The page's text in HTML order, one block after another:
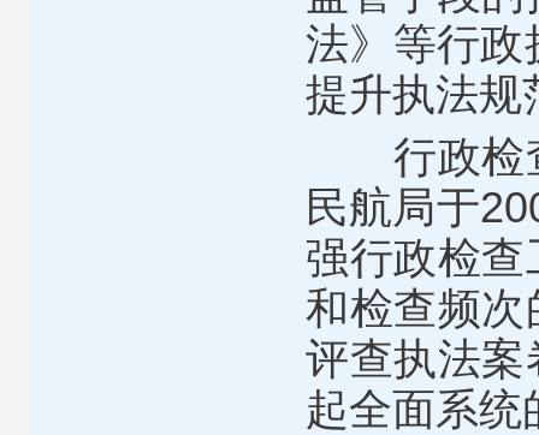
法》等行政
提升执法规
行政检
民航局于
强行政检
和检查频次
评查执法案
起全面系统